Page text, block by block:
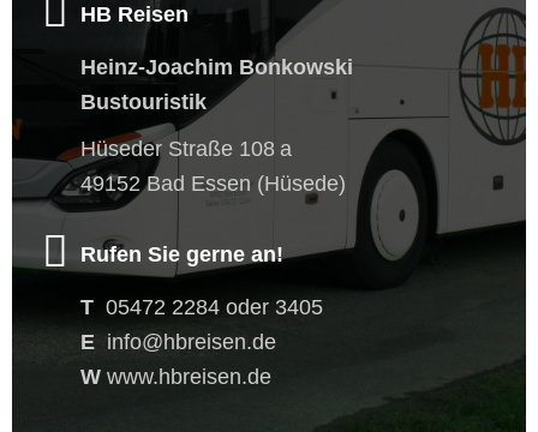
HB Reisen
Heinz-Joachim Bonkowski
Bustouristik
Hüseder Straße 108 a
49152 Bad Essen (Hüsede)
Rufen Sie gerne an!
T 05472 2284 oder 3405
E info@hbreisen.de
W www.hbreisen.de